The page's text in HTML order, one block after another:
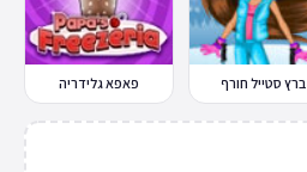
ברץ סטייל חורף פאפא גלידריה